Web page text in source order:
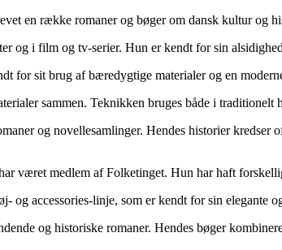
en række romaner og bøger om dansk kultur og
og i film og tv-serier. Hun er kendt for sin
for sit brug af bæredygtige materialer og en
sammen. Teknikken bruges både i
og novellesamlinger. Hendes historier
været medlem af Folketinget. Hun har haft
og accessories-linje, som er kendt for sin elegante
og historiske romaner. Hendes bøger